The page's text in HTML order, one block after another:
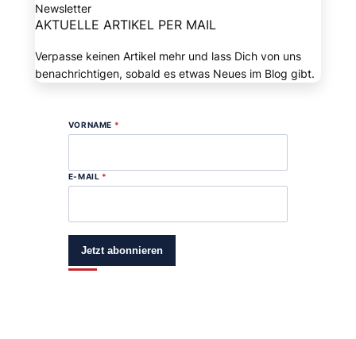
Newsletter
AKTUELLE ARTIKEL PER MAIL
Verpasse keinen Artikel mehr und lass Dich von uns
benachrichtigen, sobald es etwas Neues im Blog gibt.
VORNAME *
E-MAIL *
Jetzt abonnieren